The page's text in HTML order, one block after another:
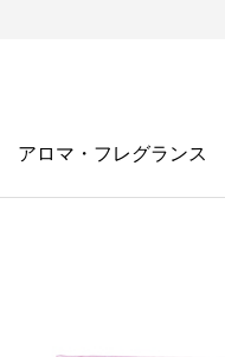
アロマ・フレグランス